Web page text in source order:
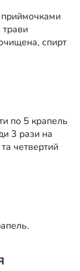
приймочками
трави
спирт
по 5 крапель
3 рази на
четвертий